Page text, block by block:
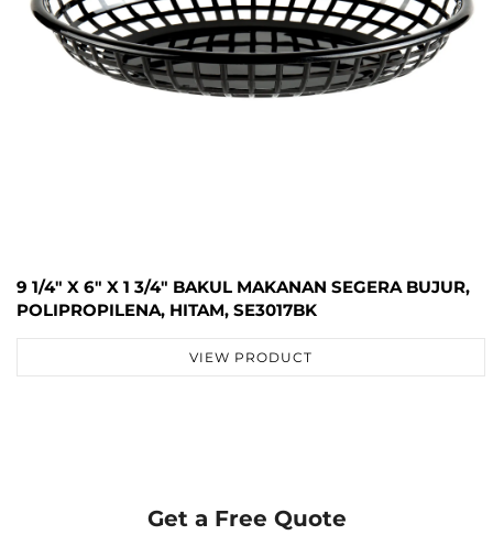
9 1/4" X 6" X 1 3/4" BAKUL MAKANAN SEGERA BUJUR,
POLIPROPILENA, HITAM, SE3017BK
VIEW PRODUCT
Get a Free Quote